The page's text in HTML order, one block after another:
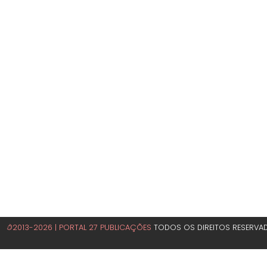
©2013-2026 | PORTAL 27 PUBLICAÇÕES TODOS OS DIREITOS